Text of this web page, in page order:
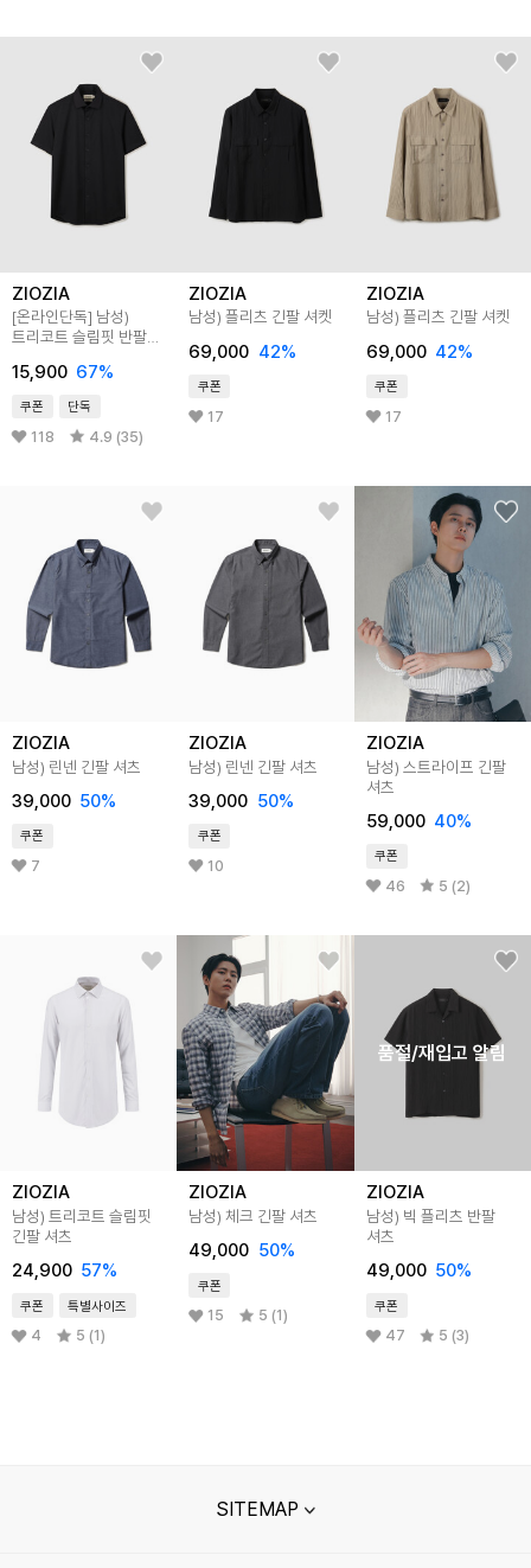
ZIOZIA
[온라인단독] 남성)
트리코트 슬림핏 반팔
15,900 67%
쿠폰 단독
118 4.9 (35)
ZIOZIA
남성) 플리츠 긴팔 셔켓
69,000 42%
쿠폰
17
ZIOZIA
남성) 플리츠 긴팔 셔켓
69,000 42%
쿠폰
17
ZIOZIA
남성) 린넨 긴팔 셔츠
39,000 50%
쿠폰
7
ZIOZIA
남성) 린넨 긴팔 셔츠
39,000 50%
쿠폰
10
ZIOZIA
남성) 스트라이프 긴팔
셔츠
59,000 40%
쿠폰
46 5 (2)
ZIOZIA
남성) 트리코트 슬림핏
긴팔 셔츠
24,900 57%
쿠폰 특별사이즈
4 5 (1)
ZIOZIA
남성) 체크 긴팔 셔츠
49,000 50%
쿠폰
15 5 (1)
품절/재입고 알림
ZIOZIA
남성) 빅 플리츠 반팔
셔츠
49,000 50%
쿠폰
47 5 (3)
SITEMAP